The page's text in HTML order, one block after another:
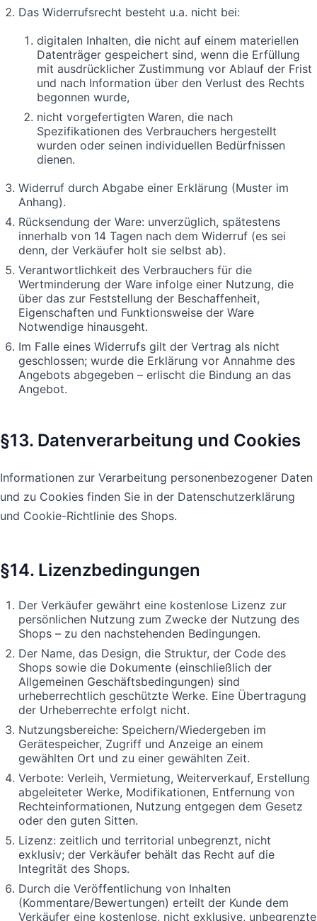
Das Widerrufsrecht besteht u.a. nicht bei:
digitalen Inhalten, die nicht auf einem materiellen
Datenträger gespeichert sind, wenn die Erfüllung
mit ausdrücklicher Zustimmung vor Ablauf der Frist
und nach Information über den Verlust des Rechts
begonnen wurde,
nicht vorgefertigten Waren, die nach
Spezifikationen des Verbrauchers hergestellt
wurden oder seinen individuellen Bedürfnissen
dienen.
Widerruf durch Abgabe einer Erklärung (Muster im
Anhang).
Rücksendung der Ware: unverzüglich, spätestens
innerhalb von 14 Tagen nach dem Widerruf (es sei
denn, der Verkäufer holt sie selbst ab).
Verantwortlichkeit des Verbrauchers für die
Wertminderung der Ware infolge einer Nutzung, die
über das zur Feststellung der Beschaffenheit,
Eigenschaften und Funktionsweise der Ware
Notwendige hinausgeht.
Im Falle eines Widerrufs gilt der Vertrag als nicht
geschlossen; wurde die Erklärung vor Annahme des
Angebots abgegeben – erlischt die Bindung an das
Angebot.
§13. Datenverarbeitung und Cookies
Informationen zur Verarbeitung personenbezogener Daten
und zu Cookies finden Sie in der Datenschutzerklärung
und Cookie-Richtlinie des Shops.
§14. Lizenzbedingungen
Der Verkäufer gewährt eine kostenlose Lizenz zur
persönlichen Nutzung zum Zwecke der Nutzung des
Shops – zu den nachstehenden Bedingungen.
Der Name, das Design, die Struktur, der Code des
Shops sowie die Dokumente (einschließlich der
Allgemeinen Geschäftsbedingungen) sind
urheberrechtlich geschützte Werke. Eine Übertragung
der Urheberrechte erfolgt nicht.
Nutzungsbereiche: Speichern/Wiedergeben im
Gerätespeicher, Zugriff und Anzeige an einem
gewählten Ort und zu einer gewählten Zeit.
Verbote: Verleih, Vermietung, Weiterverkauf, Erstellung
abgeleiteter Werke, Modifikationen, Entfernung von
Rechteinformationen, Nutzung entgegen dem Gesetz
oder den guten Sitten.
Lizenz: zeitlich und territorial unbegrenzt, nicht
exklusiv; der Verkäufer behält das Recht auf die
Integrität des Shops.
Durch die Veröffentlichung von Inhalten
(Kommentare/Bewertungen) erteilt der Kunde dem
Verkäufer eine kostenlose, nicht exklusive, unbegrenzte